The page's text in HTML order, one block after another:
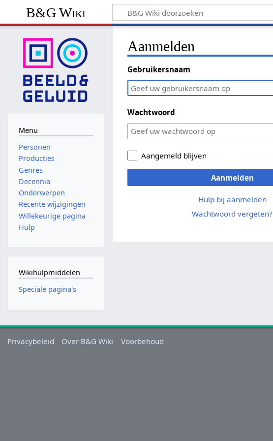
B&G Wiki
Aanmelden
Gebruikersnaam
Wachtwoord
Aangemeld blijven
Aanmelden
Hulp bij aanmelden
Wachtwoord vergeten?
Menu
Personen
Producties
Genres
Decennia
Onderwerpen
Recente wijzigingen
Willekeurige pagina
Hulp
Wikihulpmiddelen
Speciale pagina's
Privacybeleid Over B&G Wiki Voorbehoud